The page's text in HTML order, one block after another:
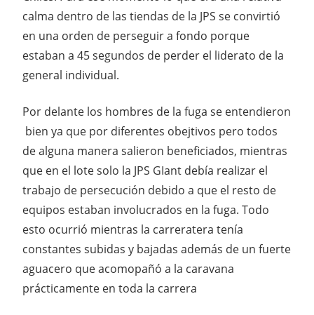
calma dentro de las tiendas de la JPS se convirtió
en una orden de perseguir a fondo porque
estaban a 45 segundos de perder el liderato de la
general individual.
Por delante los hombres de la fuga se entendieron
bien ya que por diferentes obejtivos pero todos
de alguna manera salieron beneficiados, mientras
que en el lote solo la JPS GIant debía realizar el
trabajo de persecución debido a que el resto de
equipos estaban involucrados en la fuga. Todo
esto ocurrió mientras la carreratera tenía
constantes subidas y bajadas además de un fuerte
aguacero que acomopañó a la caravana
prácticamente en toda la carrera